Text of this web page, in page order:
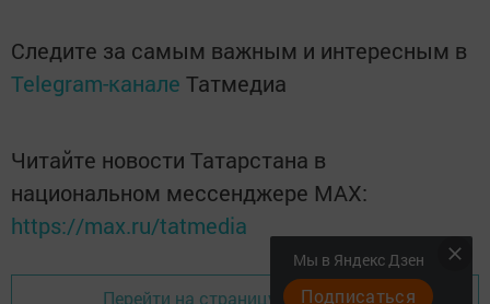
Следите за самым важным и интересным в
Telegram-канале Татмедиа
Читайте новости Татарстана в
национальном мессенджере MАХ:
https://max.ru/tatmedia
Перейти на страницу новости
Мы в Яндекс Дзен
Подписаться